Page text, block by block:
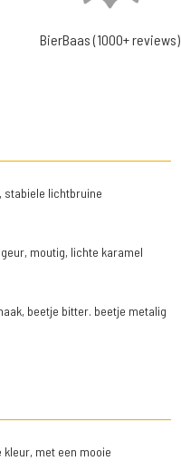
BierBaas (1000+ reviews)
stabiele lichtbruine
moutig, lichte karamel
beetje bitter. beetje metalig
met een mooie